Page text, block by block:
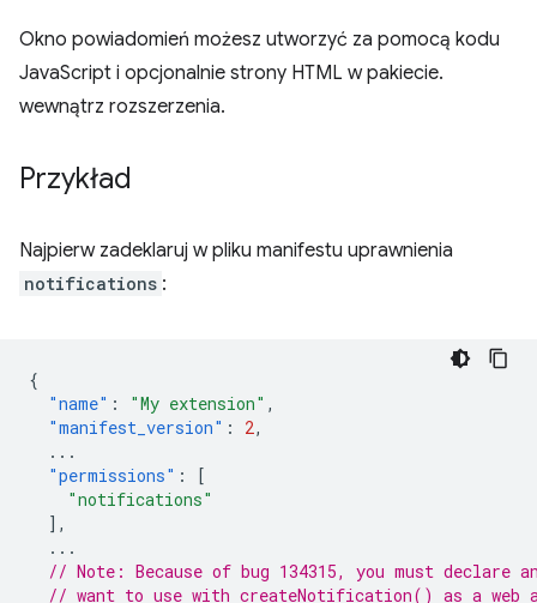
Okno powiadomień możesz utworzyć za pomocą kodu
JavaScript i opcjonalnie strony HTML w pakiecie.
wewnątrz rozszerzenia.
Przykład
Najpierw zadeklaruj w pliku manifestu uprawnienia
notifications :
{
"name" : "My extension" ,
"manifest_version" : 2,
...
"permissions" :
[
"notifications"
],
...
// Note: Because of bug 134315, you must declare
// want to use with createNotification() as a web